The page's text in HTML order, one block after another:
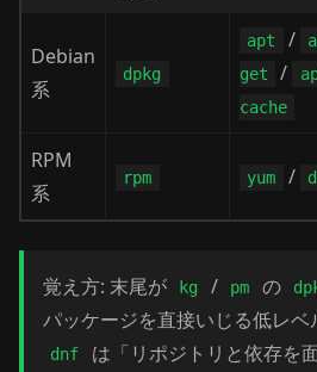
Debian
系
dpkg
apt /
get
/
cache
RPM
系
rpm yum /
覚え方: 末尾が kg / pm の
パッケージを直接いじる低レベ
dnf
は「リポジトリと依存を